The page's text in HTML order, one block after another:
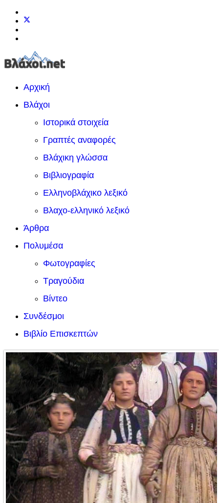
Αρχική
Βλάχοι
Ιστορικά στοιχεία
Γραπτές αναφορές
Βλάχικη γλώσσα
Βιβλιογραφία
Ελληνοβλάχικο λεξικό
Βλαχο-ελληνικό λεξικό
Άρθρα
Πολυμέσα
Φωτογραφίες
Τραγούδια
Βίντεο
Συνδέσμοι
Βιβλίο Επισκεπτών